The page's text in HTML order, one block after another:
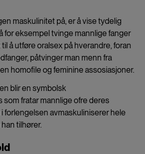
maskulinitet på, er å vise tydelig
for eksempel tvinge mannlige fanger
å utføre oralsex på hverandre, foran
påtvinger man menn fra
homofile og feminine assosiasjoner.
blir en symbolsk
fratar mannlige ofre deres
forlengelsen avmaskuliniserer hele
tilhører.